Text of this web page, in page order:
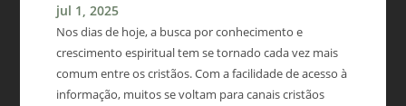
jul 1, 2025
Nos dias de hoje, a busca por conhecimento e
crescimento espiritual tem se tornado cada vez mais
comum entre os cristãos. Com a facilidade de acesso à
informação, muitos se voltam para canais cristãos